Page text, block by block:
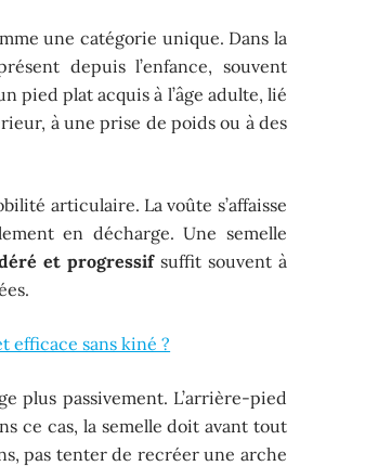
une catégorie unique. Dans la
depuis l’enfance, souvent
pied plat acquis à l’âge adulte, lié
à une prise de poids ou à des
articulaire. La voûte s’affaisse
en décharge. Une semelle
et progressifsuffit souvent à
efficace sans kiné ?
plus passivement. L’arrière-pied
ce cas, la semelle doit avant tout
pas tenter de recréer une arche